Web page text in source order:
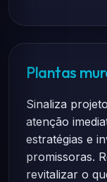
Plantas
Sinaliza
atenção
estratégias e
promissoras.
revitalizar o